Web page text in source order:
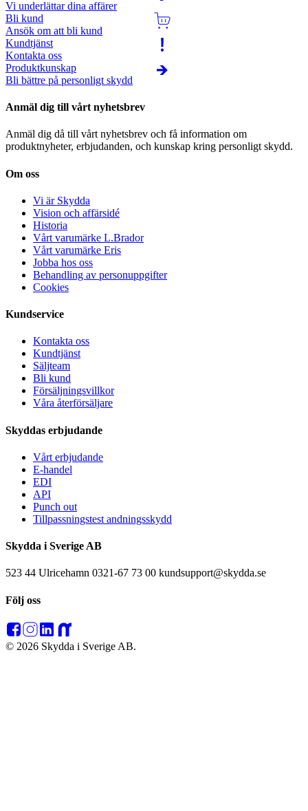
Vi underlättar dina affärer
Bli kund
Ansök om att bli kund
Kundtjänst
Kontakta oss
Produktkunskap
Bli bättre på personligt skydd
Anmäl dig till vårt nyhetsbrev
Anmäl dig då till vårt nyhetsbrev och få information om
produktnyheter, erbjudanden, och kunskap kring personligt skydd.
Om oss
Vi är Skydda
Vision och affärsidé
Historia
Vårt varumärke L.Brador
Vårt varumärke Eris
Jobba hos oss
Behandling av personuppgifter
Cookies
Kundservice
Kontakta oss
Kundtjänst
Säljteam
Bli kund
Försäljningsvillkor
Våra återförsäljare
Skyddas erbjudande
Vårt erbjudande
E-handel
EDI
API
Punch out
Tillpassningstest andningsskydd
Skydda i Sverige AB
523 44 Ulricehamn 0321-67 73 00 kundsupport@skydda.se
Följ oss
© 2026 Skydda i Sverige AB.